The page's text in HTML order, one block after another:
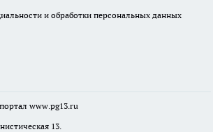
и обработки персональных данных
www.pg13.ru
13.